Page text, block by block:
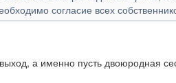
согласие всех
а именно пусть двоюродная